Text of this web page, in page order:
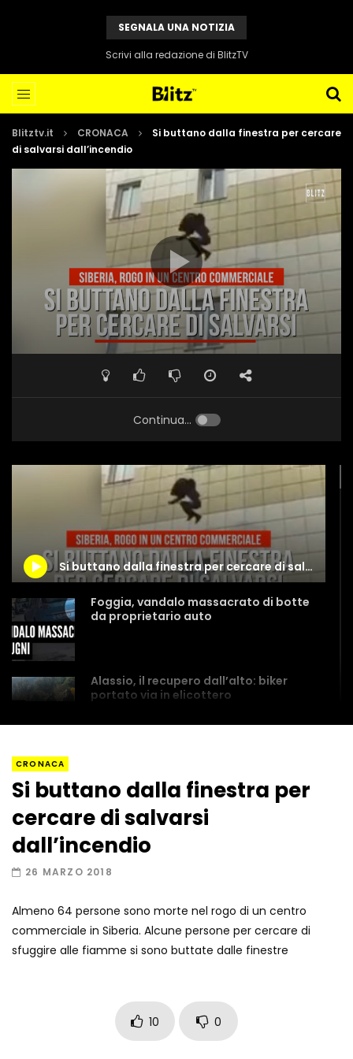
SEGNALA UNA NOTIZIA
Scrivi alla redazione di BlitzTV
Blitztv.it CRONACA
Si buttano dalla finestra per cercare
di salvarsi dall’incendio
Continua...
Si buttano dalla finestra per cercare di salvarsi dall’incendio
Foggia, vandalo massacrato di botte
da proprietario auto
Alassio, il recupero dall’alto: biker
portato via in elicottero
Un metro di neve in poche ore a Prato
Nevoso
Roma, la metro C diventa un museo:
ecco cosa c’è nelle nuove stazioni
medico abusivo
CRONACA
Si buttano dalla finestra per
cercare di salvarsi
dall’incendio
26 MARZO 2018
Almeno 64 persone sono morte nel rogo di un centro
commerciale in Siberia. Alcune persone per cercare di
sfuggire alle fiamme si sono buttate dalle finestre
10 0